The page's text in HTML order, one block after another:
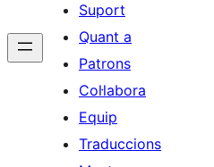
Suport
Quant a
Patrons
Col·labora
Equip
Traduccions